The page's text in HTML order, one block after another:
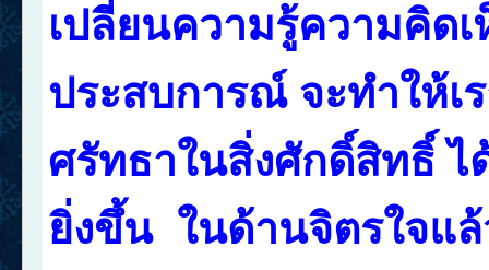
เปลี่ยนความรู้ความคิดเ
ประสบการณ์ จะทำให้เ
ศรัทธาในสิ่งศักดิ์สิทธิ์
ยิ่งขึ้น ในด้านจิตรใจแล้